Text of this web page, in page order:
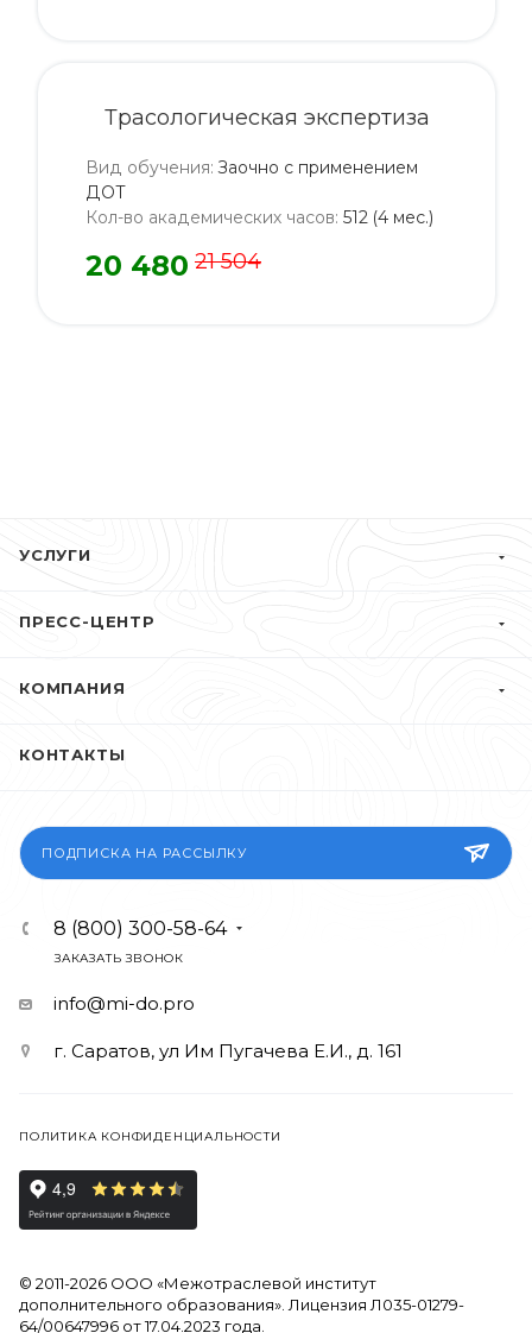
Трасологическая экспертиза
Вид обучения: Заочно с применением
ДОТ
Кол-во академических часов: 512 (4 мес.)
20 480 21 504
УСЛУГИ
ПРЕСС-ЦЕНТР
КОМПАНИЯ
КОНТАКТЫ
ПОДПИСКА НА РАССЫЛКУ
8 (800) 300-58-64
ЗАКАЗАТЬ ЗВОНОК
info@mi-do.pro
г. Саратов, ул Им Пугачева Е.И., д. 161
ПОЛИТИКА КОНФИДЕНЦИАЛЬНОСТИ
© 2011-2026 ООО «Межотраслевой институт
дополнительного образования». Лицензия Л035-01279-
64/00647996 от 17.04.2023 года.